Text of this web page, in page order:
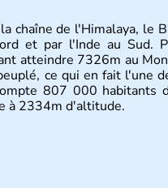
chaîne de l'Himalaya, le
et par l'Inde au Sud.
atteindre 7326m au
ce qui en fait l'une
807 000 habitants
à 2334m d'altitude.